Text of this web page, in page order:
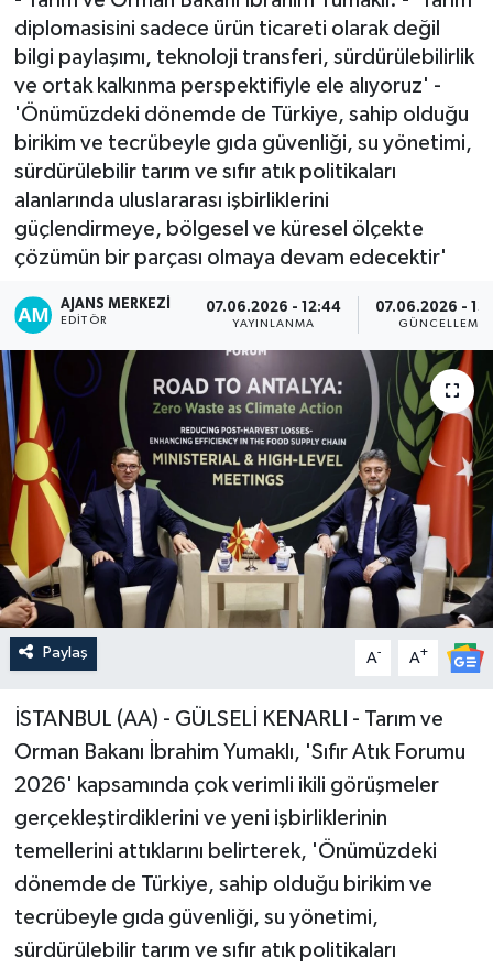
diplomasisini sadece ürün ticareti olarak değil
bilgi paylaşımı, teknoloji transferi, sürdürülebilirlik
ve ortak kalkınma perspektifiyle ele alıyoruz' -
'Önümüzdeki dönemde de Türkiye, sahip olduğu
birikim ve tecrübeyle gıda güvenliği, su yönetimi,
sürdürülebilir tarım ve sıfır atık politikaları
alanlarında uluslararası işbirliklerini
güçlendirmeye, bölgesel ve küresel ölçekte
çözümün bir parçası olmaya devam edecektir'
AJANS MERKEZI
EDITÖR
07.06.2026 - 12:44
YAYINLANMA
07.06.2026 -
GÜNCELLEME
Paylaş A- A+
İSTANBUL (AA) - GÜLSELİ KENARLI - Tarım ve
Orman Bakanı İbrahim Yumaklı, 'Sıfır Atık Forumu
2026' kapsamında çok verimli ikili görüşmeler
gerçekleştirdiklerini ve yeni işbirliklerinin
temellerini attıklarını belirterek, 'Önümüzdeki
dönemde de Türkiye, sahip olduğu birikim ve
tecrübeyle gıda güvenliği, su yönetimi,
sürdürülebilir tarım ve sıfır atık politikaları